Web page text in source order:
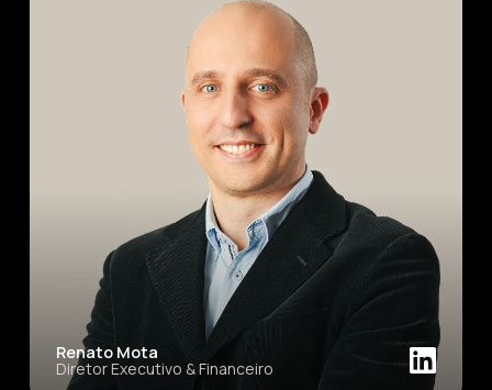
Renato Mota
Diretor Executivo & Financeiro